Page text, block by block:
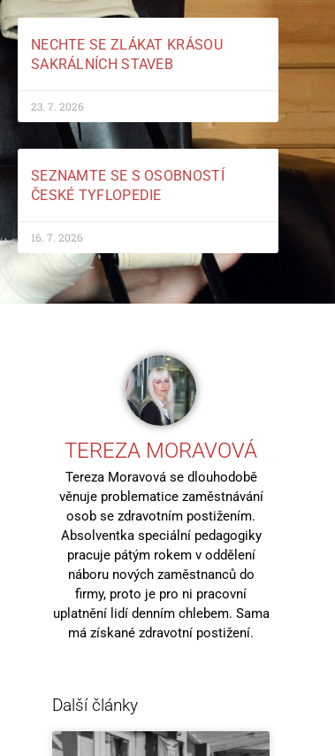
NECHTE SE ZLÁKAT KRÁSOU
SAKRÁLNÍCH STAVEB
23. 7. 2026
SEZNAMTE SE S OSOBNOSTÍ
ČESKÉ TYFLOPEDIE
16. 7. 2026
TEREZA MORAVOVÁ
Tereza Moravová se dlouhodobě
věnuje problematice zaměstnávání
osob se zdravotním postižením.
Absolventka speciální pedagogiky
pracuje pátým rokem v oddělení
náboru nových zaměstnanců do
firmy, proto je pro ni pracovní
uplatnění lidí denním chlebem. Sama
má získané zdravotní postižení.
Další články